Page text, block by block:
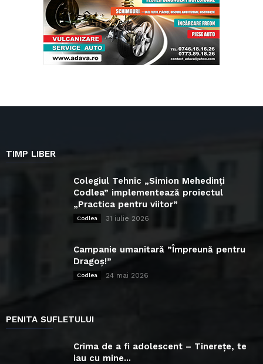
TIMP LIBER
Colegiul Tehnic „Simion Mehedinți
Codlea” implementează proiectul
„Practica pentru viitor”
Codlea 31 iulie 2026
Campanie umanitară ”Împreună pentru
Dragoș!”
Codlea 24 mai 2026
PENITA SUFLETULUI
Crima de a fi adolescent – Tinerețe, te
iau cu mine...